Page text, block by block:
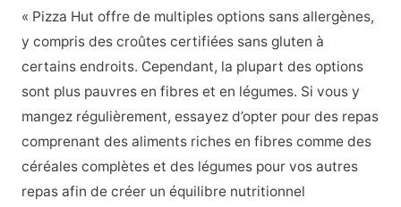
« Pizza Hut offre de multiples options sans allergènes,
y compris des croûtes certifiées sans gluten à
certains endroits. Cependant, la plupart des options
sont plus pauvres en fibres et en légumes. Si vous y
mangez régulièrement, essayez d’opter pour des repas
comprenant des aliments riches en fibres comme des
céréales complètes et des légumes pour vos autres
repas afin de créer un équilibre nutritionnel